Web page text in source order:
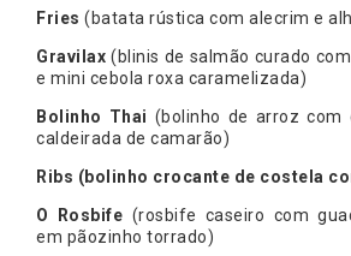
Fries (batata rústica com alecrim e
Gravilax (blinis de salmão curado
e mini cebola roxa caramelizada)
Bolinho Thai (bolinho de arroz com
caldeirada de camarão)
Ribs (bolinho crocante de costela
O Rosbife (rosbife caseiro com
em pãozinho torrado)